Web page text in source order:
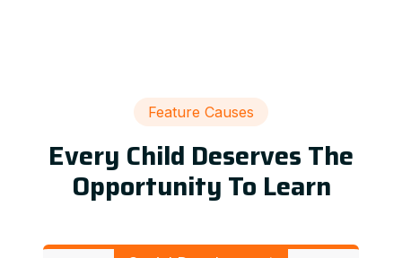
Feature Causes
Every Child Deserves The
Opportunity To Learn